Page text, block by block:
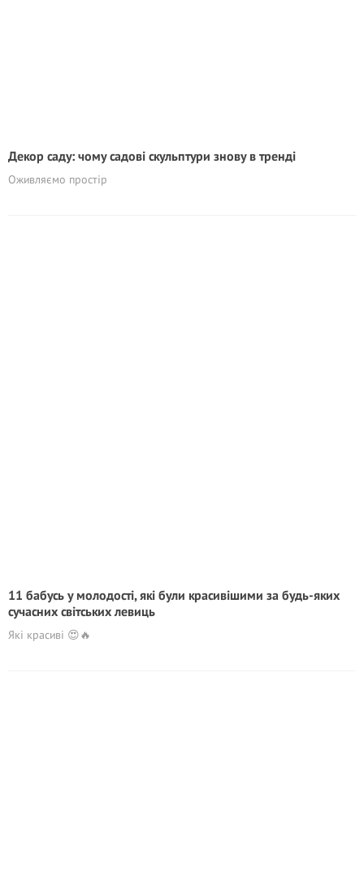
Декор саду: чому садові скульптури знову в тренді
Оживляємо простір
11 бабусь у молодості, які були красивішими за будь-яких
сучасних світських левиць
Які красиві 😍🔥